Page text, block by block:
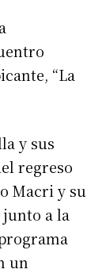
“La
y sus
regreso
Macri y su
a la
un